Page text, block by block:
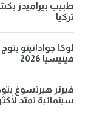
طبيب بيراميدز
تركيا
لوكا جوادانينو
فينيسيا 2026
فيرنر هيرتسوغ
سينمائية تمتد